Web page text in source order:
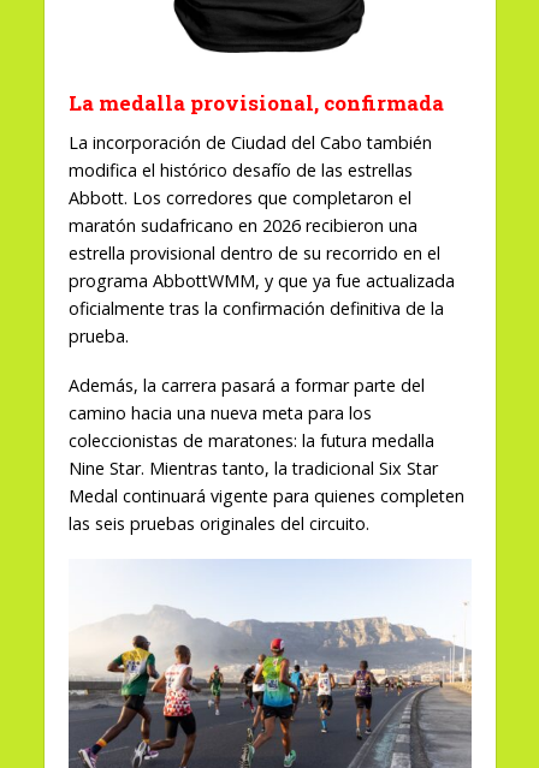
La medalla provisional, confirmada
La incorporación de Ciudad del Cabo también
modifica el histórico desafío de las estrellas
Abbott. Los corredores que completaron el
maratón sudafricano en 2026 recibieron una
estrella provisional dentro de su recorrido en el
programa AbbottWMM, y que ya fue actualizada
oficialmente tras la confirmación definitiva de la
prueba.
Además, la carrera pasará a formar parte del
camino hacia una nueva meta para los
coleccionistas de maratones: la futura medalla
Nine Star. Mientras tanto, la tradicional Six Star
Medal continuará vigente para quienes completen
las seis pruebas originales del circuito.